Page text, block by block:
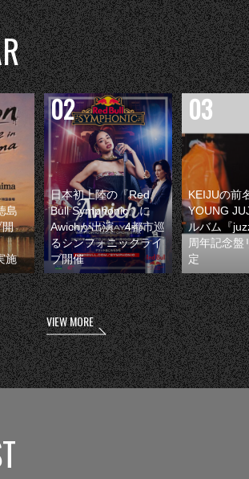
島
開
施
日本初上陸の『Red
Bull Symphonic』に
Awichが出演 4都市巡
るシンフォニックライ
ブ開催
KEIJUの前
YOUNG
ルバム『
周年記念盤
定
VIEW MORE